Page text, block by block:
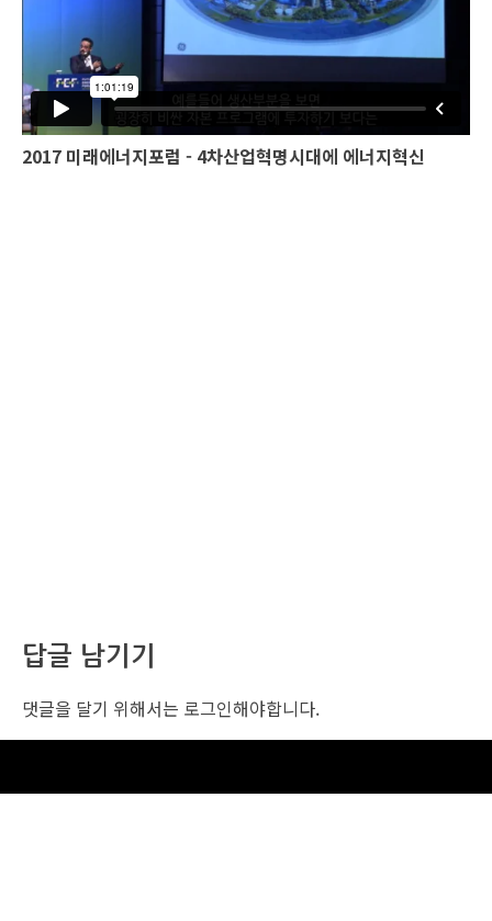
2017 미래에너지포럼 - 4차산업혁명시대에 에너지혁신
답글 남기기
댓글을 달기 위해서는 로그인해야합니다.